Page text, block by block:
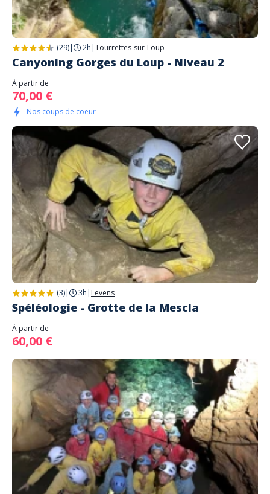
(29)| 2h |Tourrettes-sur-Loup
Canyoning Gorges du Loup - Niveau 2
À partir de
70,00 €
Nos coups de coeur
(3)| 3h | Levens
Spéléologie - Grotte de la Mescla
À partir de
60,00 €